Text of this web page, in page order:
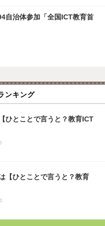
自治体参加「全国ICT教育首
ンキング
ひとことで言うと？教育ICT
【ひとことで言うと？教育